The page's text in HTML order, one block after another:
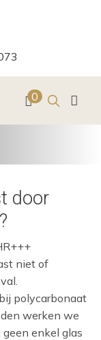
0 Zoeken
door
niet of
polycarbonaat
werken we
enkel glas